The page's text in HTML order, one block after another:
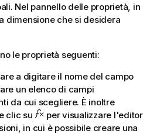
Nel pannello delle proprietà, in
dimensione che si desidera
le proprietà seguenti:
a digitare il nome del campo
un elenco di campi
da cui scegliere. È inoltre
clic su
per visualizzare l'editor
in cui è possibile creare una